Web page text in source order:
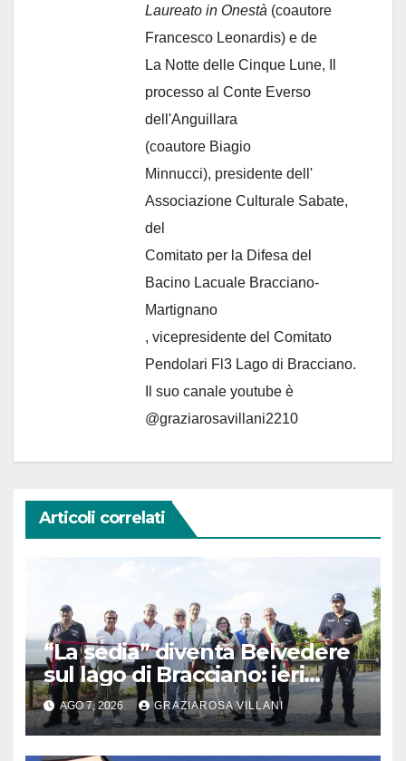
Laureato in Onestà (coautore
Francesco Leonardis) e de
La Notte delle Cinque Lune, Il
processo al Conte Everso
dell'Anguillara
(coautore Biagio
Minnucci), presidente dell'
Associazione Culturale Sabate,
del
Comitato per la Difesa del
Bacino Lacuale Bracciano-
Martignano
, vicepresidente del Comitato
Pendolari Fl3 Lago di Bracciano.
Il suo canale youtube è
@graziarosavillani2210
Articoli correlati
“La sedia” diventa Belvedere
sul lago di Bracciano: ieri
l’inaugurazione
AGO 7, 2026 GRAZIAROSA VILLANI